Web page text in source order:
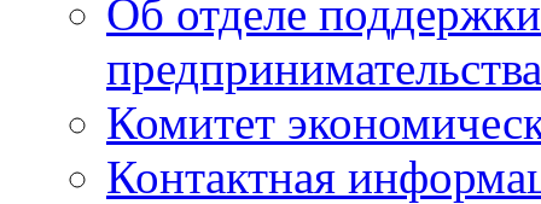
Об отделе
предпринимательства
Комитет
Контактная